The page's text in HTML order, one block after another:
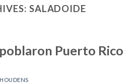
SALADOIDE
Puerto Rico